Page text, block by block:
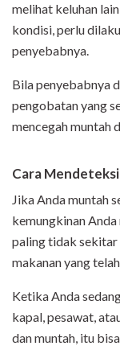
melihat keluhan
kondisi, perlu
penyebabnya.
Bila penyebabnya
pengobatan yang
mencegah muntah
Cara
Jika Anda muntah
kemungkinan
paling tidak sekitar
makanan yang
Ketika Anda
kapal, pesawat,
dan muntah, itu